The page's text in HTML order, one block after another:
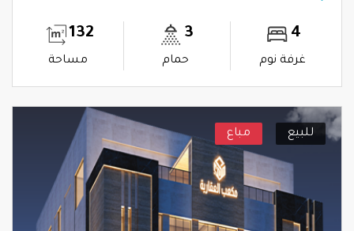
4
غرفة نوم
3
حمام
132
مساحة
للبيع مباع